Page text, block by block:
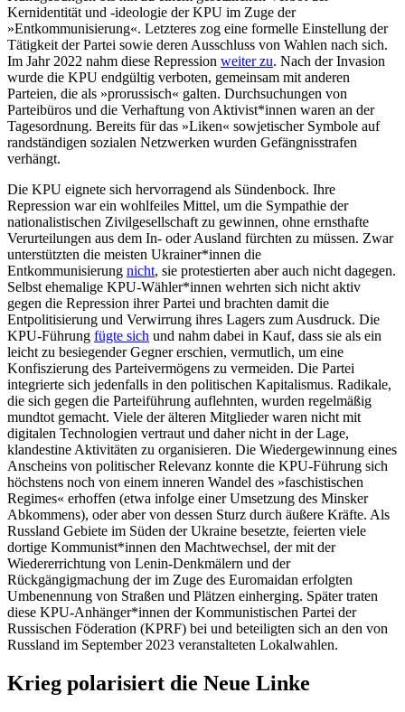
Kernidentität und -ideologie der KPU im Zuge der
»Entkommunisierung«. Letzteres zog eine formelle Einstellung der
Tätigkeit der Partei sowie deren Ausschluss von Wahlen nach sich.
Im Jahr 2022 nahm diese Repression weiter zu. Nach der Invasion
wurde die KPU endgültig verboten, gemeinsam mit anderen
Parteien, die als »prorussisch« galten. Durchsuchungen von
Parteibüros und die Verhaftung von Aktivist*innen waren an der
Tagesordnung. Bereits für das »Liken« sowjetischer Symbole auf
randständigen sozialen Netzwerken wurden Gefängnisstrafen
verhängt.
Die KPU eignete sich hervorragend als Sündenbock. Ihre
Repression war ein wohlfeiles Mittel, um die Sympathie der
nationalistischen Zivilgesellschaft zu gewinnen, ohne ernsthafte
Verurteilungen aus dem In- oder Ausland fürchten zu müssen. Zwar
unterstützten die meisten Ukrainer*innen die
Entkommunisierung nicht, sie protestierten aber auch nicht dagegen.
Selbst ehemalige KPU-Wähler*innen wehrten sich nicht aktiv
gegen die Repression ihrer Partei und brachten damit die
Entpolitisierung und Verwirrung ihres Lagers zum Ausdruck. Die
KPU-Führung fügte sich und nahm dabei in Kauf, dass sie als ein
leicht zu besiegender Gegner erschien, vermutlich, um eine
Konfiszierung des Parteivermögens zu vermeiden. Die Partei
integrierte sich jedenfalls in den politischen Kapitalismus. Radikale,
die sich gegen die Parteiführung auflehnten, wurden regelmäßig
mundtot gemacht. Viele der älteren Mitglieder waren nicht mit
digitalen Technologien vertraut und daher nicht in der Lage,
klandestine Aktivitäten zu organisieren. Die Wiedergewinnung eines
Anscheins von politischer Relevanz konnte die KPU-Führung sich
höchstens noch von einem inneren Wandel des »faschistischen
Regimes« erhoffen (etwa infolge einer Umsetzung des Minsker
Abkommens), oder aber von dessen Sturz durch äußere Kräfte. Als
Russland Gebiete im Süden der Ukraine besetzte, feierten viele
dortige Kommunist*innen den Machtwechsel, der mit der
Wiedererrichtung von Lenin-Denkmälern und der
Rückgängigmachung der im Zuge des Euromaidan erfolgten
Umbenennung von Straßen und Plätzen einherging. Später traten
diese KPU-Anhänger*innen der Kommunistischen Partei der
Russischen Föderation (KPRF) bei und beteiligten sich an den von
Russland im September 2023 veranstalteten Lokalwahlen.
Krieg polarisiert die Neue Linke